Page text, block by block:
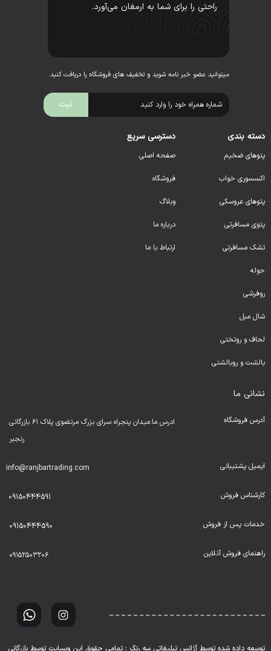
راحتی را برای شما به ارمغان می‌آورد.
میتوانید عضو خبر نامه شوید و تخفیف های فروشگاه را دریافت کنید.
دسته بندی
پتوهای ضخیم
اکسسوری خواب
پتوهای عروسکی
پتوی مسافرتی
تشک مسافرتی
حوله
روفرشی
شال مبل
لحاف و روتختی
بالشت و روبالشتی
دسترسی سریع
صفحه اصلی
فروشگاه
وبلاگ
درباره ما
ارتباط با ما
نشانی ما
آدرس فروشگاه
ادرس ما:میدان پنجراه سرای بزرگ مرتضوی پلاک ۶۱ بازرگانی
رنجبر
ایمیل پشتیبانی info@ranjbartrading.com
کارشناس فروش 09150444591
خدمات پس از فروش 09150444590
راهنمای فروش آنلاین ۰۹۱۵۲۵۰۳۲۰۶
توسعه داده شده توسط آژانس تبلیغاتی سه رنگ : تمامی حقوق این وبسایت توسط بازرگانی